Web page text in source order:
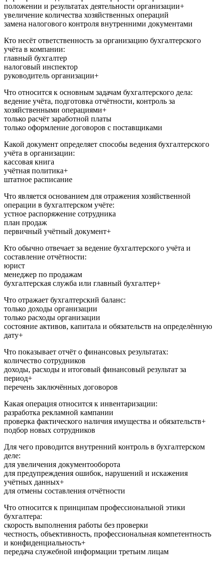
положении и результатах деятельности организации+
увеличение количества хозяйственных операций
замена налогового контроля внутренними документами
Кто несёт ответственность за организацию бухгалтерского
учёта в компании:
главный бухгалтер
налоговый инспектор
руководитель организации+
Что относится к основным задачам бухгалтерского дела:
ведение учёта, подготовка отчётности, контроль за
хозяйственными операциями+
только расчёт заработной платы
только оформление договоров с поставщиками
Какой документ определяет способы ведения бухгалтерского
учёта в организации:
кассовая книга
учётная политика+
штатное расписание
Что является основанием для отражения хозяйственной
операции в бухгалтерском учёте:
устное распоряжение сотрудника
план продаж
первичный учётный документ+
Кто обычно отвечает за ведение бухгалтерского учёта и
составление отчётности:
юрист
менеджер по продажам
бухгалтерская служба или главный бухгалтер+
Что отражает бухгалтерский баланс:
только доходы организации
только расходы организации
состояние активов, капитала и обязательств на определённую
дату+
Что показывает отчёт о финансовых результатах:
количество сотрудников
доходы, расходы и итоговый финансовый результат за
период+
перечень заключённых договоров
Какая операция относится к инвентаризации:
разработка рекламной кампании
проверка фактического наличия имущества и обязательств+
подбор новых сотрудников
Для чего проводится внутренний контроль в бухгалтерском
деле:
для увеличения документооборота
для предупреждения ошибок, нарушений и искажения
учётных данных+
для отмены составления отчётности
Что относится к принципам профессиональной этики
бухгалтера:
скорость выполнения работы без проверки
честность, объективность, профессиональная компетентность
и конфиденциальность+
передача служебной информации третьим лицам